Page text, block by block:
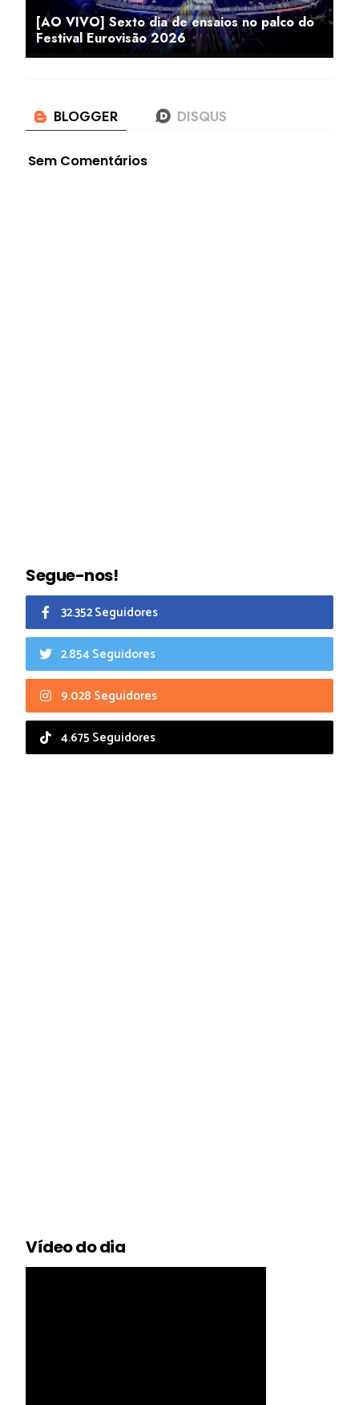
[AO VIVO] Sexto dia de ensaios no palco do
Festival Eurovisão 2026
Sem Comentários
Segue-nos!
32.352 Seguidores
2.854 Seguidores
9.028 Seguidores
4.675 Seguidores
Vídeo do dia